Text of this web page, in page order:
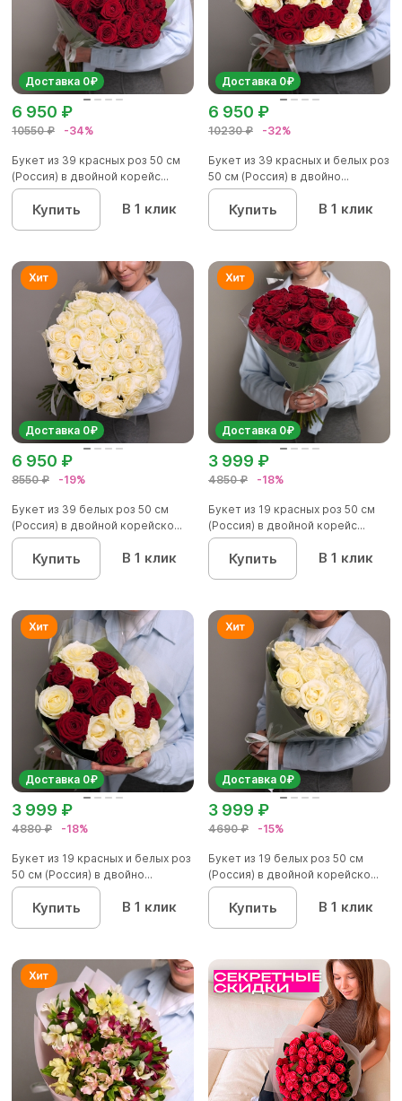
Доставка 0₽
10550 ₽ -34%
6 950 ₽
Букет из 39 красных роз 50 см
(Россия) в двойной корейс...
Купить В 1 клик
Доставка 0₽
10230 ₽ -32%
6 950 ₽
Букет из 39 красных и белых роз
50 см (Россия) в двойно...
Купить В 1 клик
Доставка 0₽
8550 ₽ -19%
6 950 ₽
Букет из 39 белых роз 50 см
(Россия) в двойной корейско...
Купить В 1 клик
Доставка 0₽
4850 ₽ -18%
3 999 ₽
Букет из 19 красных роз 50 см
(Россия) в двойной корейс...
Купить В 1 клик
Доставка 0₽
4880 ₽ -18%
3 999 ₽
Букет из 19 красных и белых роз
50 см (Россия) в двойно...
Купить В 1 клик
Доставка 0₽
4690 ₽ -15%
3 999 ₽
Букет из 19 белых роз 50 см
(Россия) в двойной корейско...
Купить В 1 клик